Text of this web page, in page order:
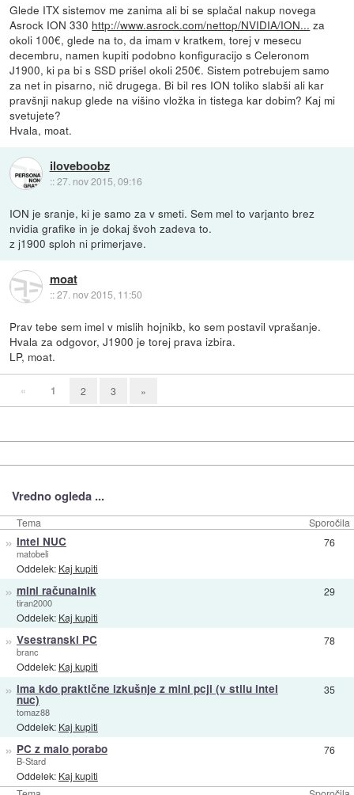
Glede ITX sistemov me zanima ali bi se splačal nakup novega
Asrock ION 330 http://www.asrock.com/nettop/NVIDIA/ION... za
okoli 100€, glede na to, da imam v kratkem, torej v mesecu
decembru, namen kupiti podobno konfiguracijo s Celeronom
J1900, ki pa bi s SSD prišel okoli 250€. Sistem potrebujem samo
za net in pisarno, nič drugega. Bi bil res ION toliko slabši ali kar
pravšnji nakup glede na višino vložka in tistega kar dobim? Kaj mi
svetujete?
Hvala, moat.
iloveboobz
::27. nov 2015, 09:16
ION je sranje, ki je samo za v smeti. Sem mel to varjanto brez
nvidia grafike in je dokaj švoh zadeva to.
z j1900 sploh ni primerjave.
moat
::27. nov 2015, 11:50
Prav tebe sem imel v mislih hojnikb, ko sem postavil vprašanje.
Hvala za odgovor, J1900 je torej prava izbira.
LP, moat.
« 1 2 3 »
Vredno ogleda ...
Tema Sporočila
» Intel NUC
matobeli
Oddelek: Kaj kupiti
76
» mini računalnik
tiran2000
Oddelek: Kaj kupiti
29
» Vsestranski PC
branc
Oddelek: Kaj kupiti
78
» ima kdo praktične izkušnje z mini pcji (v stilu intel
nuc)
tomaz88
Oddelek: Kaj kupiti
35
» PC z malo porabo
B-Stard
Oddelek: Kaj kupiti
76